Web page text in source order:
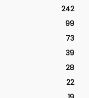
242
99
73
39
28
22